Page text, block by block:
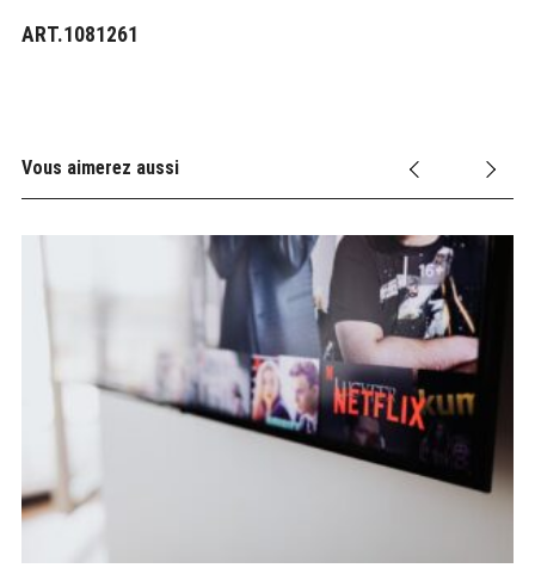
ART.1081261
Vous aimerez aussi